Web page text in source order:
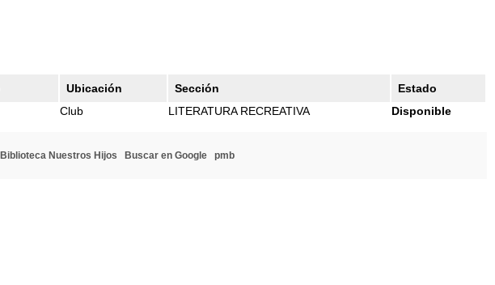
Ubicación Sección
Estado
Club LITERATURA RECREATIVA Disponible
Biblioteca Nuestros Hijos Buscar en Google pmb